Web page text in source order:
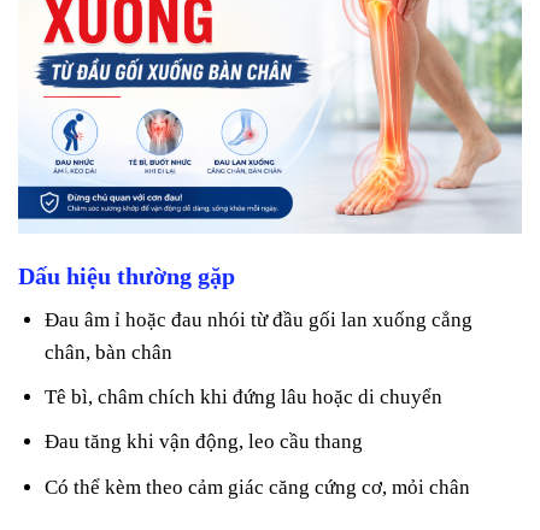
Dấu hiệu thường gặp
Đau âm ỉ hoặc đau nhói từ đầu gối lan xuống cẳng
chân, bàn chân
Tê bì, châm chích khi đứng lâu hoặc di chuyển
Đau tăng khi vận động, leo cầu thang
Có thể kèm theo cảm giác căng cứng cơ, mỏi chân